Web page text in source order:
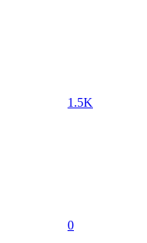
1.5K
0